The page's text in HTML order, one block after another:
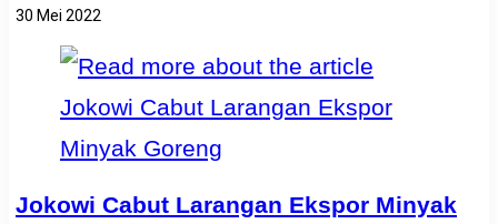
30 Mei 2022
Jokowi Cabut Larangan Ekspor Minyak